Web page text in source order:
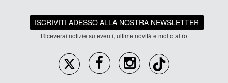
ISCRIVITI ADESSO ALLA NOSTRA NEWSLETTER
Riceverai notizie su eventi, ultime novità e molto altro